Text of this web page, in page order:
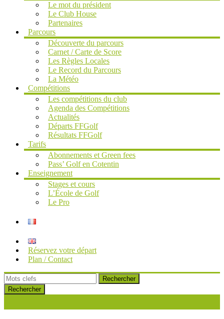
Le mot du président
Le Club House
Partenaires
Parcours
Découverte du parcours
Carnet / Carte de Score
Les Règles Locales
Le Record du Parcours
La Météo
Compétitions
Les compétitions du club
Agenda des Compétitions
Actualités
Départs FFGolf
Résultats FFGolf
Tarifs
Abonnements et Green fees
Pass’ Golf en Cotentin
Enseignement
Stages et cours
L’École de Golf
Le Pro
Réservez votre départ
Plan / Contact
Rechercher